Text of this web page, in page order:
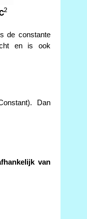
de constante
en is ook
Dan
van